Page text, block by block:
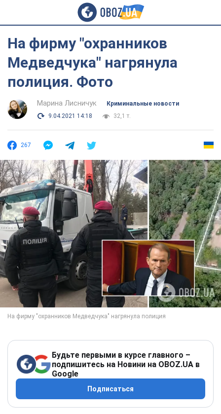
На фирму "охранников
Медведчука" нагрянула
полиция. Фото
Марина Лисничук
Криминальные новости
9.04.2021 14:18
32,1 т.
267
Будьте первыми в курсе главного –
подпишитесь на Новини на OBOZ.UA в
Google
Подписаться